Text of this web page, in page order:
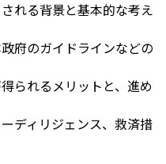
れる背景と基本的な考え
府のガイドラインなどの
られるメリットと、進め
ディリジェンス、救済措